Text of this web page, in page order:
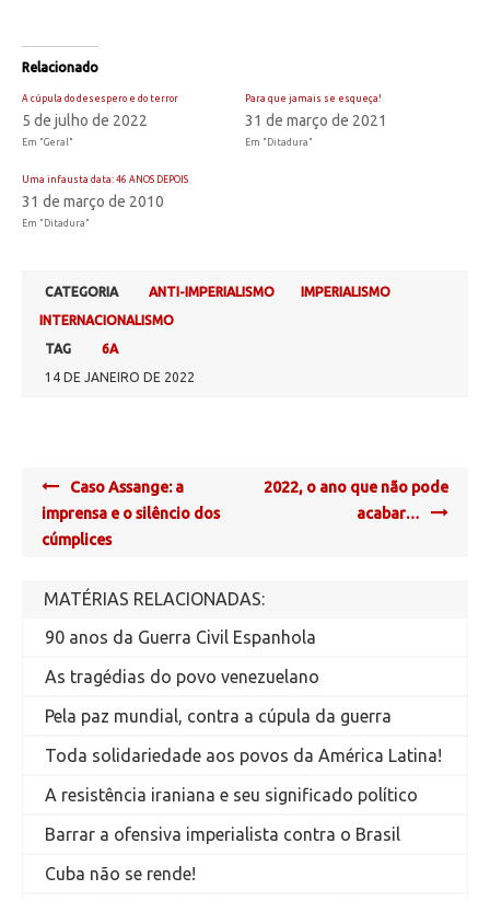
Relacionado
A cúpula do desespero e do terror
5 de julho de 2022
Em "Geral"
Para que jamais se esqueça!
31 de março de 2021
Em "Ditadura"
Uma infausta data: 46 ANOS DEPOIS
31 de março de 2010
Em "Ditadura"
CATEGORIA ANTI-IMPERIALISMO
IMPERIALISMO
INTERNACIONALISMO
TAG
6A
14 DE JANEIRO DE 2022
Post
navigation
Caso Assange: a
imprensa e o silêncio dos
cúmplices
2022, o ano que não pode
acabar…
MATÉRIAS RELACIONADAS:
90 anos da Guerra Civil Espanhola
As tragédias do povo venezuelano
Pela paz mundial, contra a cúpula da guerra
Toda solidariedade aos povos da América Latina!
A resistência iraniana e seu significado político
Barrar a ofensiva imperialista contra o Brasil
Cuba não se rende!